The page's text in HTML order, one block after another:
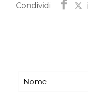
Condividi